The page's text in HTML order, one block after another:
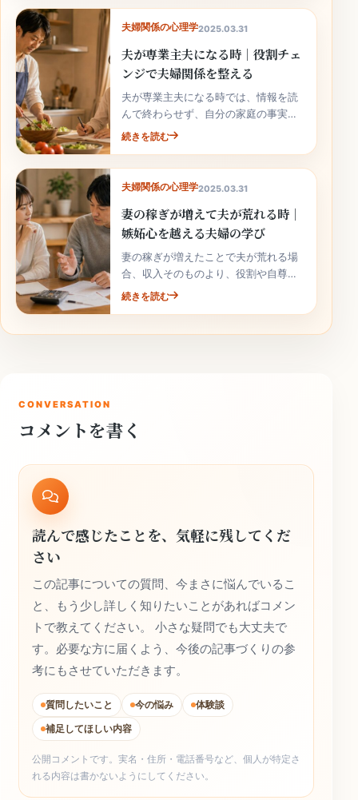
夫婦関係の心理学2025.03.31
夫が専業主夫になる時｜役割チェ
ンジで夫婦関係を整える
夫が専業主夫になる時では、情報を読
んで終わらせず、自分の家庭の事実と
次の行動へ落とし込むことが大切で
続きを読む
夫婦関係の心理学2025.03.31
妻の稼ぎが増えて夫が荒れる時｜
嫉妬心を越える夫婦の学び
妻の稼ぎが増えたことで夫が荒れる場
合、収入そのものより、役割や自尊心
の揺れが関係していることがありま
続きを読む
CONVERSATION
コメントを書く
読んで感じたことを、気軽に残してくだ
さい
この記事についての質問、今まさに悩んでいるこ
と、もう少し詳しく知りたいことがあればコメン
トで教えてください。 小さな疑問でも大丈夫で
す。必要な方に届くよう、今後の記事づくりの参
考にもさせていただきます。
質問したいこと 今の悩み
体験談
補足してほしい内容
公開コメントです。実名・住所・電話番号など、個人が特定さ
れる内容は書かないようにしてください。